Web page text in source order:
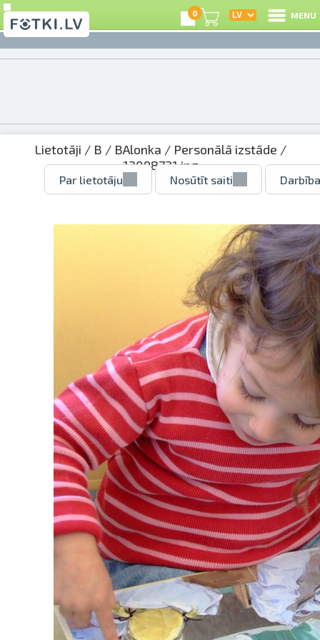
0 MENU
Lietotāji / B / BAlonka / Personālā izstāde /
12098721.jpg
Par lietotāju Nosūtīt saiti